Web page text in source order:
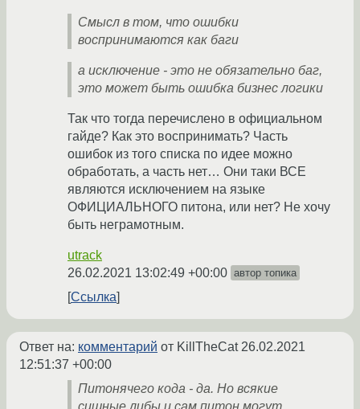
Смысл в том, что ошибки
воспринимаются как баги
а исключение - это не обязательно баг,
это может быть ошибка бизнес логики
Так что тогда перечислено в официальном
гайде? Как это воспринимать? Часть
ошибок из того списка по идее можно
обработать, а часть нет… Они таки ВСЕ
являются исключением на языке
ОФИЦИАЛЬНОГО питона, или нет? Не хочу
быть неграмотным.
utrack
26.02.2021 13:02:49 +00:00 автор топика
Ссылка
Ответ на: комментарий от KillTheCat26.02.2021
12:51:37 +00:00
Питонячего кода - да. Но всякие